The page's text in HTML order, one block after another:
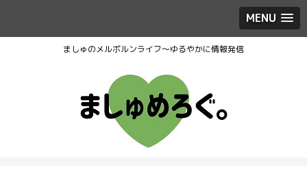
MENU
ましゅのメルボルンライフ～ゆるやかに情報発信